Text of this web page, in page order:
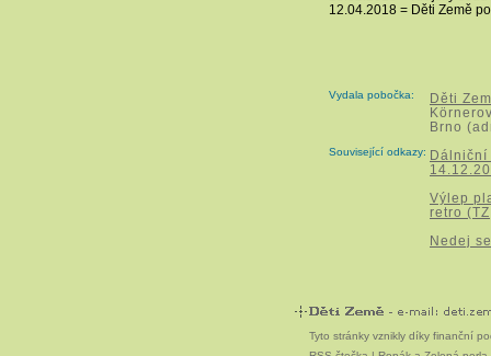
12.04.2018 = Děti Země
Vydala pobočka:
Děti
Brno
Související odkazy: Dálniční
Výlep
retro
Nedej
Tyto stránky vznikly díky finanční